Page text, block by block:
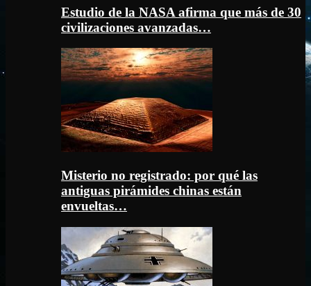
Estudio de la NASA afirma que más de 30
civilizaciones avanzadas…
Misterio no registrado: por qué las
antiguas pirámides chinas están
envueltas…